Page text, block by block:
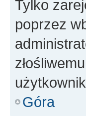
Tylko
poprzez
Góra